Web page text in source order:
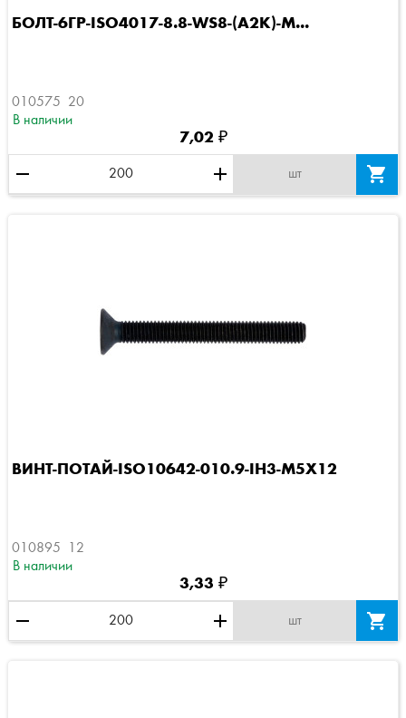
БОЛТ-6ГР-ISO4017-8.8-WS8-(A2K)-M...
010575  20
В наличии
7,02 ₽
remove add шт 
ВИНТ-ПОТАЙ-ISO10642-010.9-IH3-M5X12
010895  12
В наличии
3,33 ₽
remove add шт 